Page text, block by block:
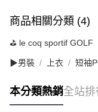
商品相關分類 (4)
⛳️ le coq sportif GOLF
▶男裝 上衣 短袖
本分類熱銷全站排